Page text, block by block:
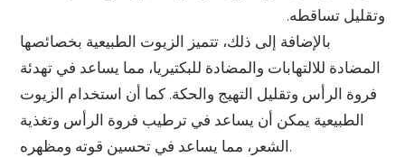
وتقليل تساقطه.
بالإضافة إلى ذلك، تتميز الزيوت الطبيعية بخصائصها
المضادة للالتهابات والمضادة للبكتيريا، مما يساعد في تهدئة
فروة الرأس وتقليل التهيج والحكة. كما أن استخدام الزيوت
الطبيعية يمكن أن يساعد في ترطيب فروة الرأس وتغذية
الشعر، مما يساعد في تحسين قوته ومظهره.